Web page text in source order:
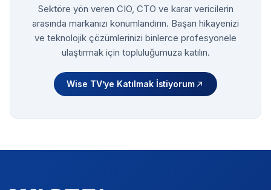
Sektöre yön veren CIO, CTO ve karar vericilerin
arasında markanızı konumlandırın. Başarı hikayenizi
ve teknolojik çözümlerinizi binlerce profesyonele
ulaştırmak için topluluğumuza katılın.
Wise TV’ye Katılmak İstiyorum